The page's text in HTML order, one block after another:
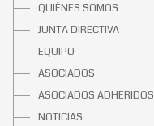
QUIÉNES SOMOS
JUNTA DIRECTIVA
EQUIPO
ASOCIADOS
ASOCIADOS ADHERIDOS
NOTICIAS